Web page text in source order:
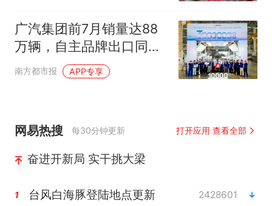
广汽集团前7月销量达88
万辆，自主品牌出口同比
增130%
南方都市报 APP专享
网易热搜 每30分钟更新 打开应用 查看全部
奋进开新局 实干挑大梁
1 台风白海豚登陆地点更新 2428601